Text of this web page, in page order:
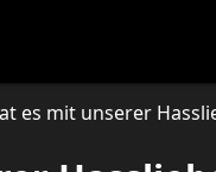
es mit unserer